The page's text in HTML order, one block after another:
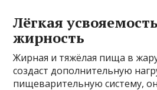
Лёгкая
жирность
Жирная и тяжёлая пища в
создаст дополнительную
пищеварительную систему,